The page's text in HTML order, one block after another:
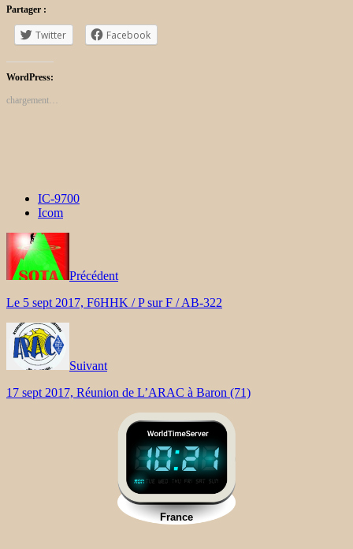
Partager :
Twitter Facebook
WordPress:
chargement…
IC-9700
Icom
Précédent
Le 5 sept 2017, F6HHK / P sur F / AB-322
Suivant
17 sept 2017, Réunion de L’ARAC à Baron (71)